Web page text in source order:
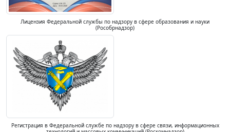
Лицензия Федеральной службы по надзору в сфере образования и науки
(Рособрнадзор)
Регистрация в Федеральной службе по надзору в сфере связи, информационных